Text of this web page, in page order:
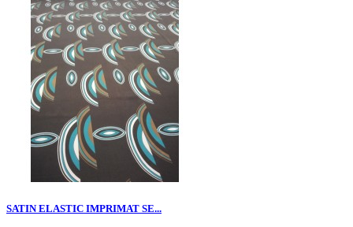
SATIN ELASTIC IMPRIMAT SE...